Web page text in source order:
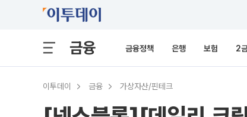
금융 금융정책 은행 보험 2
이투데이 금융 가상자산/핀테크